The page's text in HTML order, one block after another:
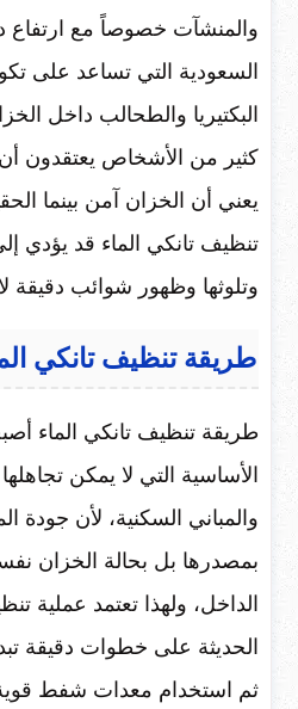
والمنشآت خصوصاً مع ارتفاع
السعودية التي تساعد على
البكتيريا والطحالب داخل
كثير من الأشخاص يعتقدون أن
يعني أن الخزان آمن بينما
تنظيف تانكي الماء قد يؤدي
وتلوثها وظهور شوائب دقيقة
طريقة تنظيف تانكي
طريقة تنظيف تانكي الماء
الأساسية التي لا يمكن
والمباني السكنية، لأن جودة
بمصدرها بل بحالة الخزان
الداخل، ولهذا تعتمد عملية
الحديثة على خطوات دقيقة
ثم استخدام معدات شفط قوية